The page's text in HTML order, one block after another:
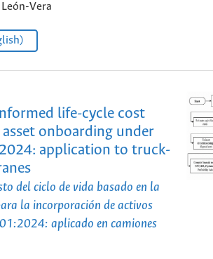
Vera
life-cycle cost
onboarding under
application to truck-
del ciclo de vida basado en la
la incorporación de activos
aplicado en camiones